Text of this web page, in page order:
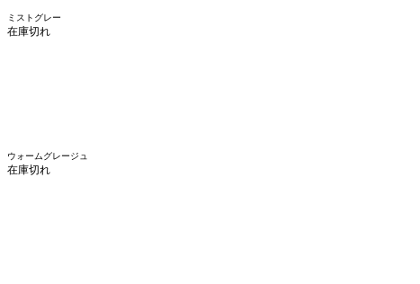
ミストグレー
在庫切れ
ウォームグレージュ
在庫切れ